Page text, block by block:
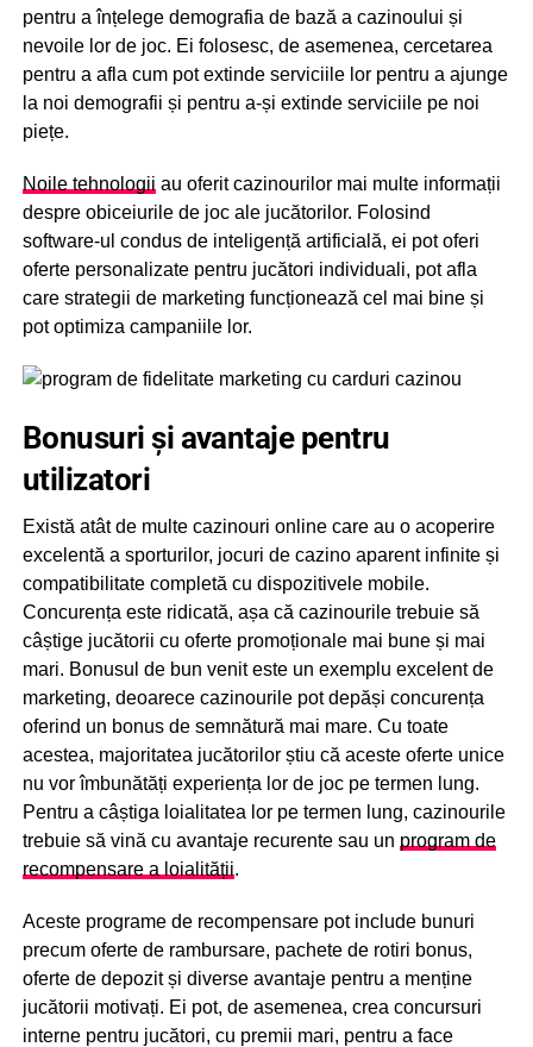
pentru a înțelege demografia de bază a cazinoului și
nevoile lor de joc. Ei folosesc, de asemenea, cercetarea
pentru a afla cum pot extinde serviciile lor pentru a ajunge
la noi demografii și pentru a-și extinde serviciile pe noi
piețe.
Noile tehnologii au oferit cazinourilor mai multe informații
despre obiceiurile de joc ale jucătorilor. Folosind
software-ul condus de inteligență artificială, ei pot oferi
oferte personalizate pentru jucători individuali, pot afla
care strategii de marketing funcționează cel mai bine și
pot optimiza campaniile lor.
Bonusuri și avantaje pentru
utilizatori
Există atât de multe cazinouri online care au o acoperire
excelentă a sporturilor, jocuri de cazino aparent infinite și
compatibilitate completă cu dispozitivele mobile.
Concurența este ridicată, așa că cazinourile trebuie să
câștige jucătorii cu oferte promoționale mai bune și mai
mari. Bonusul de bun venit este un exemplu excelent de
marketing, deoarece cazinourile pot depăși concurența
oferind un bonus de semnătură mai mare. Cu toate
acestea, majoritatea jucătorilor știu că aceste oferte unice
nu vor îmbunătăți experiența lor de joc pe termen lung.
Pentru a câștiga loialitatea lor pe termen lung, cazinourile
trebuie să vină cu avantaje recurente sau un program de
recompensare a loialității.
Aceste programe de recompensare pot include bunuri
precum oferte de rambursare, pachete de rotiri bonus,
oferte de depozit și diverse avantaje pentru a menține
jucătorii motivați. Ei pot, de asemenea, crea concursuri
interne pentru jucători, cu premii mari, pentru a face